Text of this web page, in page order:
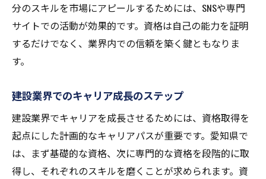
分のスキルを市場にアピールするためには、SNSや専門
サイトでの活動が効果的です。資格は自己の能力を証明
するだけでなく、業界内での信頼を築く鍵ともなりま
す。
建設業界でのキャリア成長のステップ
建設業界でキャリアを成長させるためには、資格取得を
起点にした計画的なキャリアパスが重要です。愛知県で
は、まず基礎的な資格、次に専門的な資格を段階的に取
得し、それぞれのスキルを磨くことが求められます。資